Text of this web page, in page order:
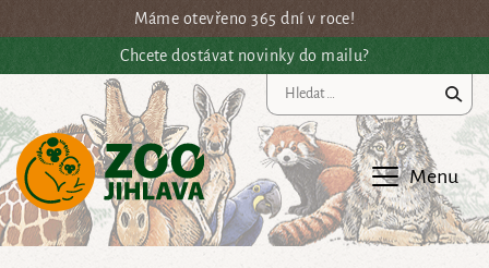
Přejít na hlavní obsahMáme otevřeno 365 dní v roce!
Chcete dostávat novinky do mailu?
Menu